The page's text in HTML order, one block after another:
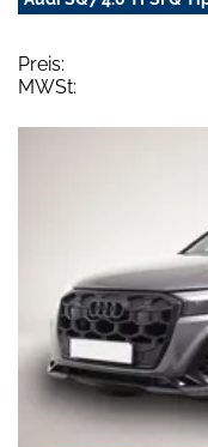
Preis:
MWSt: